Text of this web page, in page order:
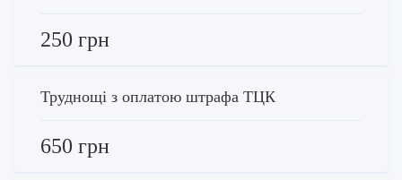
250 грн
Труднощі з оплатою штрафа ТЦК
650 грн